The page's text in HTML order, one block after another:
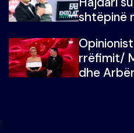
në fund
shtëpinë
me
rrëfimit/
dhe